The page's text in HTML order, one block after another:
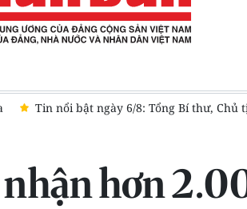
Tin nổi bật ngày 6/8: Tổng Bí thư,
hơn